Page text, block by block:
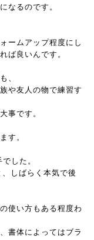
なるのです。
ームアップ程度にし
ば良いんです。
、
や友人の物で練習す
事です。
す。
した。
しばらく本気で後
使い方もある程度わ
書体によってはブラ